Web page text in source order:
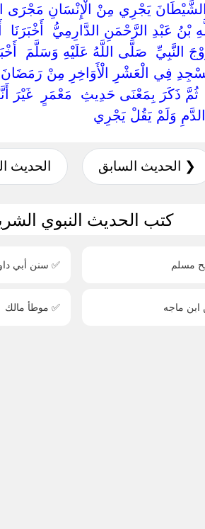
الشَّيْطَانَ يَجْرِي مِنْ الْإِنْسَانِ
بْنُ عَبْدِ الرَّحْمَنِ الدَّارِمِيُّ
‏صَلَّى اللَّهُ عَلَيْهِ وَسَلَّمَ
فِي الْعَشْرِ الْأَوَاخِرِ مِنْ
‏ثُمَّ ذَكَرَ بِمَعْنَى حَدِيثِ ‏ ‏مَعْمَرٍ ‏ ‏غَيْرَ
وَلَمْ يَقُلْ يَجْرِي
❮ الحديث السابق الحديث
كتب الحديث النبوي
مسلم ✅ سنن أبي
ماجه ✅ موطأ مالك